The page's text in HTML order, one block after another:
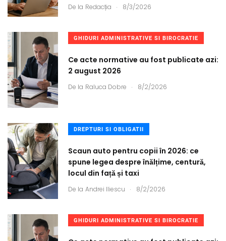
De la Redacția . 8/3/2026
GHIDURI ADMINISTRATIVE SI BIROCRATIE
Ce acte normative au fost publicate azi:
2 august 2026
De la Raluca Dobre . 8/2/2026
DREPTURI SI OBLIGATII
Scaun auto pentru copii în 2026: ce
spune legea despre înălțime, centură,
locul din față și taxi
De la Andrei Iliescu . 8/2/2026
GHIDURI ADMINISTRATIVE SI BIROCRATIE